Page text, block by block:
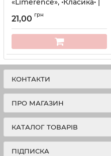
«Limerence», •Класика• |
Артикул:
21,00 грн
КОНТАКТИ
ПРО МАГАЗИН
КАТАЛОГ ТОВАРІВ
ПІДПИСКА